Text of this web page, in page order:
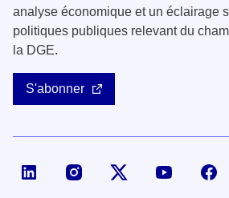
analyse économique et un éclairage
politiques publiques relevant du
la DGE.
S'abonner
Page LinkedIn de la DGE
Compte X (ex-